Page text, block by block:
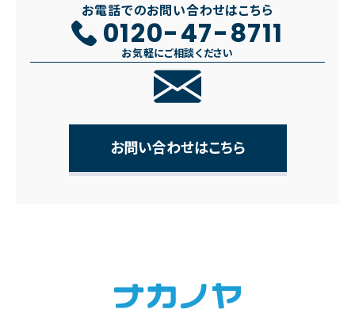
お電話でのお問い合わせはこちら
0120-47-8711
お気軽にご相談ください
お問い合わせはこちら